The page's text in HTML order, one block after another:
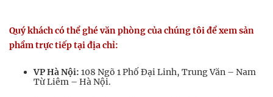
Quý khách có thể ghé văn phòng của chúng tôi để xem sản
phẩm trực tiếp tại địa chỉ:
VP Hà Nội: 108 Ngõ 1 Phố Đại Linh, Trung Văn – Nam
Từ Liêm – Hà Nội.